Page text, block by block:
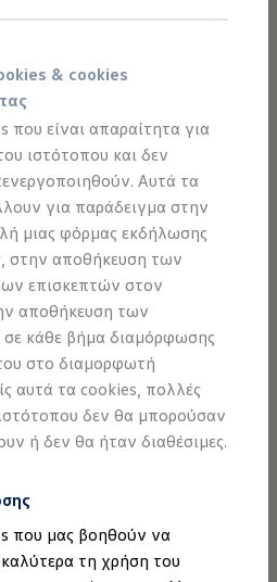
& cookies
που είναι απαραίτητα για
ιστότοπου και δεν
Αυτά τα
για παράδειγμα στην
μιας φόρμας εκδήλωσης
στην αποθήκευση των
επισκεπτών στον
αποθήκευση των
κάθε βήμα διαμόρφωσης
στο διαμορφωτή
αυτά τα cookies, πολλές
δεν θα μπορούσαν
ή δεν θα ήταν διαθέσιμες.
που μας βοηθούν να
τη χρήση του
ehybrid
αυτοκίνητα
αυτονομίας
χρόνου φόρτισης
κόστους φόρτισης
λογισμικού
Φόρτισης
σημείων φόρτισης
MEB
για την ηλεκτροκίνηση
να φορτίσω;
μπορώ να φτάσω;
να πληρώσω;
να φορτίσω;
στα ID.
ανάκτησης ενέργειας κατά την
πέδησης στα ID.
αυτοκίνητα
Living
Auto Credit
Classic Credit
τα γνήσια ανταλλακτικά
Αυτές θα μπορούσαν
SLI (μπαταρία για
ή η μπαταρία ηλεκτρικού
κίνησής σας - σε ένα